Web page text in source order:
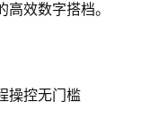
效数字搭档。
操控无门槛